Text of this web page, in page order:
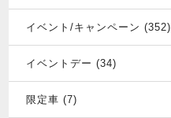
イベント/キャンペーン (352)
イベントデー (34)
限定車 (7)